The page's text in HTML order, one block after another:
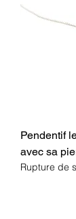
Pendentif
avec sa
Rupture de